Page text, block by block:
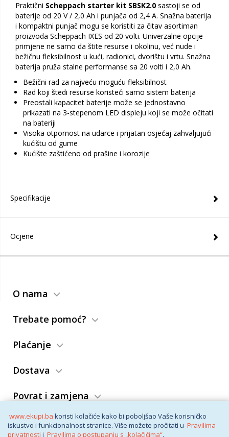
www.ekupi.ba koristi kolačiće kako bi poboljšao Vaše korisničko
iskustvo i funkcionalnost stranice. Više možete pročitati u Pravilima
privatnosti i Pravilima o postupanju s „kolačićima“.
Praktični Scheppach starter kit SBSK2.0 sastoji se od
baterije od 20 V / 2,0 Ah i punjača od 2,4 A. Snažna baterija
i kompaktni punjač mogu se koristiti za čitav asortiman
proizvoda Scheppach IXES od 20 volti. Univerzalne opcije
primjene ne samo da štite resurse i okolinu, već nude i
bežičnu fleksibilnost u kući, radionici, dvorištu i vrtu. Snažna
baterija pruža stalne performanse sa 20 volti i 2,0 Ah.
Bežični rad za najveću moguću fleksibilnost
Rad koji štedi resurse koristeći samo sistem baterija
Preostali kapacitet baterije može se jednostavno
prikazati na 3-stepenom LED displeju koji se može očitati
na bateriji
Visoka otpornost na udarce i prijatan osjećaj zahvaljujući
kućištu od gume
Kućište zaštićeno od prašine i korozije
Specifikacije
Ocjene
O nama
Trebate pomoć?
Plaćanje
Dostava
Povrat i zamjena
Opći uslovi